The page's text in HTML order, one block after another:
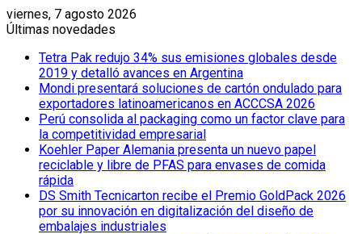
viernes, 7 agosto 2026
Últimas novedades
Tetra Pak redujo 34% sus emisiones globales desde
2019 y detalló avances en Argentina
Mondi presentará soluciones de cartón ondulado para
exportadores latinoamericanos en ACCCSA 2026
Perú consolida al packaging como un factor clave para
la competitividad empresarial
Koehler Paper Alemania presenta un nuevo papel
reciclable y libre de PFAS para envases de comida
rápida
DS Smith Tecnicarton recibe el Premio GoldPack 2026
por su innovación en digitalización del diseño de
embalajes industriales